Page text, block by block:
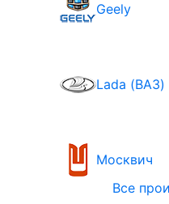
Geely
Lada (ВАЗ)
Москвич
Все